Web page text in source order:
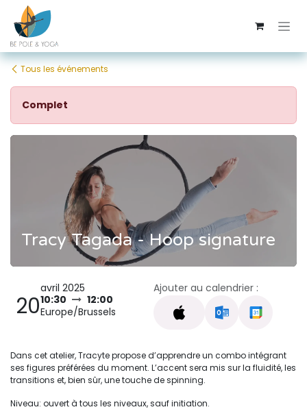
Se rendre au contenu
Tous les événements
Complet
Tracy Tagada - Hoop signature
20
avril 2025
10:30
12:00
Europe/Brussels
Ajouter au calendrier :
Dans cet atelier, Tracyte propose d’apprendre un combo intégrant
ses figures préférées du moment. L’accent sera mis sur la fluidité, les
transitions et, bien sûr, une touche de spinning.
Niveau: ouvert à tous les niveaux, sauf initiation.